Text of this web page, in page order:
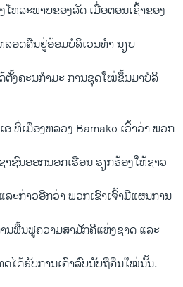
ທລະພາບ​ຂອງ​ລັດ ​ເມື່ອ​ຕອນ​ເຊົ້າຂອງ
ອດ​ຄື​ນ​ຢູ່​ອ້ອມ​ບໍລິ​ເວນທໍາ ນຽບ
ຕັ້ງ​ຄະນກໍາມະ ການ​ຊຸດ​ໃໝ່​ຂຶ້ນມາ​ບໍລິ​
ທີ່​ເມື​ອງຫລວງ Bamako ​ເວົ້າວ່າ ພວກ​
ຊົນ​ອອກ​ນອກ​ເຮືອນ ​ຮຽກຮ້ອງ​ໃຫ້​ຊາວ​
ະ​ກ່າວ​ອີກ​ວ່າ ພວກ​ເຂົາ​ເຈົ້າມີ​ແຜນການ​
ນ​ຟື້ນຟູ​ຄວາມ​ສາມັກ​ຄີແຫ່ງ​ຊາດ ແລະ
ໄດ້​ຮັບ​ການ​ເຄົາລົບນັບຖື​ຄືນ​ໃໝ່ນັ້ນ.